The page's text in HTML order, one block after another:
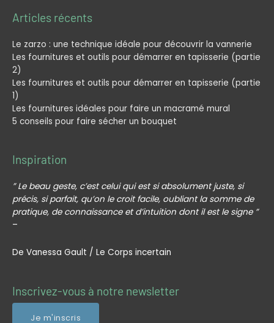
Articles récents
Le zarzo : une technique idéale pour découvrir la vannerie
Les fournitures et outils pour démarrer en tapisserie (partie
2)
Les fournitures et outils pour démarrer en tapisserie (partie
1)
Les fournitures idéales pour faire un macramé mural
5 conseils pour faire sécher un bouquet
Inspiration
” Le beau geste, c’est celui qui est si absolument juste, si
précis, si parfait, qu’on le croit facile, oubliant la somme de
pratique, de connaissance et d’intuition dont il est le signe ”
–
De Vanessa Gault / Le Corps incertain
Inscrivez-vous à notre newsletter
Je m'inscris
Profil
Facebook
Artisanatek
Profil
Instagram
Artisanatek